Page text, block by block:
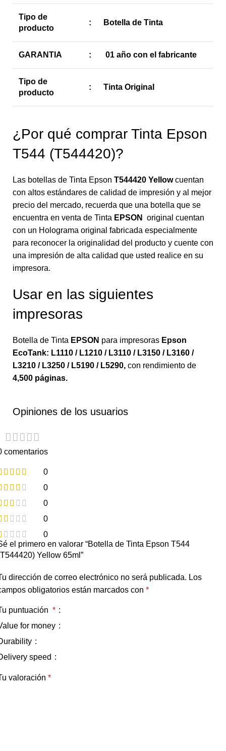
Tipo de
producto
: Botella de Tinta
GARANTIA : 01 año con el fabricante
Tipo de
producto
: Tinta Original
¿Por qué comprar Tinta Epson
T544 (T544420)?
Las botellas de Tinta Epson T544420 Yellowcuentan
con altos estándares de calidad de impresión y al mejor
precio del mercado, recuerda que una botella que se
encuentra en venta de Tinta EPSON
original cuentan
con un Holograma original fabricada especialmente
para reconocer la originalidad del producto y cuente con
una impresión de alta calidad que usted realice en su
impresora.
Usar en las siguientes
impresoras
Botella de Tinta EPSON para impresoras Epson
EcoTank: L1110 / L1210 / L3110 / L3150 / L3160 /
L3210 / L3250 / L5190 / L5290, con rendimiento de
4,500 páginas.
Opiniones de los usuarios
comentarios
0
0
0
0
0
el primero en valorar “Botella de Tinta Epson T544
Yellow 65ml”
dirección de correo electrónico no será publicada. Los
obligatorios están marcados con *
puntuación *
for money
speed
valoración *